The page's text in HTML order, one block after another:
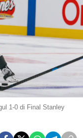
1-0 di Final Stanley